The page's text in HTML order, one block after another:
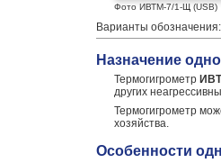
Фото ИВТМ-7/1-Щ (USB)
Варианты
Назначение
Термогигрометр
других
Термогигрометр
хозяйства.
Особенности